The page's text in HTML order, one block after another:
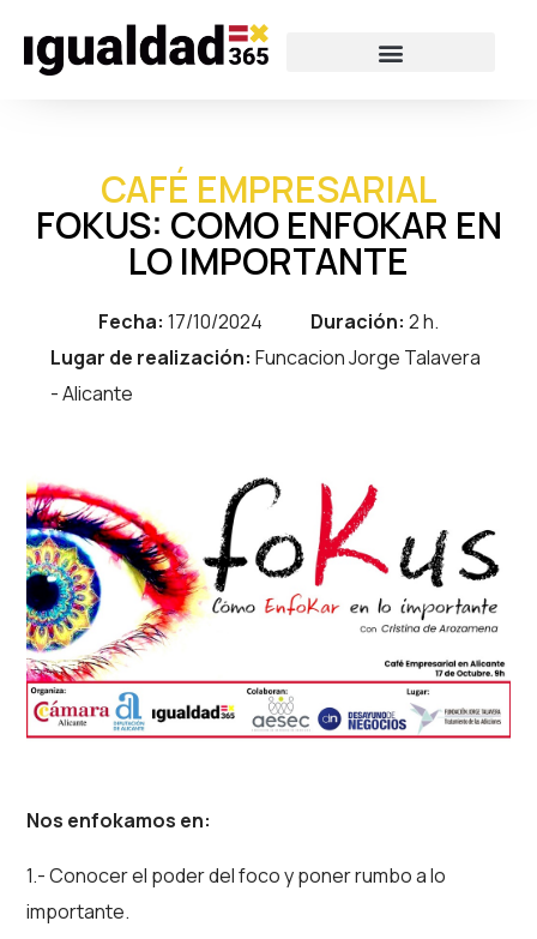
CAFÉ EMPRESARIAL
FOKUS: COMO ENFOKAR EN
LO IMPORTANTE
Fecha: 17/10/2024 Duración: 2 h.
Lugar de realización: Funcacion Jorge Talavera
- Alicante
Nos enfokamos en:
1.- Conocer el poder del foco y poner rumbo a lo
importante.